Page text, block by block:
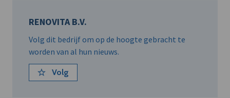
RENOVITA B.V.
Volg dit bedrijf om op de hoogte gebracht te
worden van al hun nieuws.
Volg